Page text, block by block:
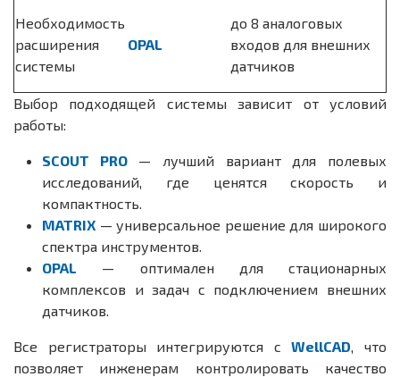
Необходимость
расширения
системы
OPAL
до 8 аналоговых
входов для внешних
датчиков
Выбор подходящей системы зависит от условий
работы:
SCOUT PRO— лучший вариант для полевых
исследований, где ценятся скорость и
компактность.
MATRIX — универсальное решение для широкого
спектра инструментов.
OPAL
— оптимален для стационарных
комплексов и задач с подключением внешних
датчиков.
Все регистраторы интегрируются сWellCAD , что
позволяет инженерам контролировать качество